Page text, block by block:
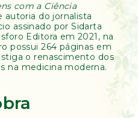
com a Ciência
autoria do jornalista
assinado por Sidarta
Editora em 2021, na
possui 264 páginas em
o renascimento dos
na medicina moderna.